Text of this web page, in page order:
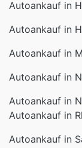
Autoankauf in
Autoankauf in
Autoankauf in
Autoankauf in
Autoankauf in
Autoankauf in
Autoankauf in